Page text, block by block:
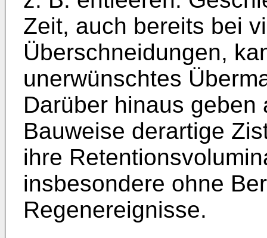
Zeit, auch bereits bei
Überschneidungen,
unerwünschtes
Darüber hinaus
Bauweise derartige
ihre
insbesondere ohne
Regenereignisse.